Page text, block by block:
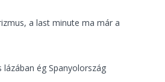
a last minute ma már a
ég Spanyolország